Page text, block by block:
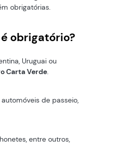
obrigatórias.
obrigatório?
Uruguai ou
Carta Verde.
de passeio,
entre outros,